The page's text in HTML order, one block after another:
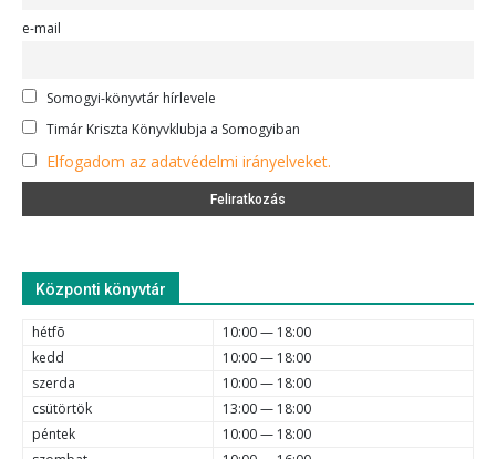
e-mail
Somogyi-könyvtár hírlevele
Timár Kriszta Könyvklubja a Somogyiban
Elfogadom az adatvédelmi irányelveket.
Központi könyvtár
hétfõ
10:00 — 18:00
kedd
10:00 — 18:00
szerda
10:00 — 18:00
csütörtök
13:00 — 18:00
péntek
10:00 — 18:00